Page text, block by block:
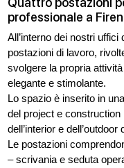
professionale a
All’interno dei nostri
postazioni di lavoro,
svolgere la propria
elegante e stimolante.
Lo spazio è inserito in
del project e
dell’interior e dell’outdoor
Le postazioni
– scrivania e seduta